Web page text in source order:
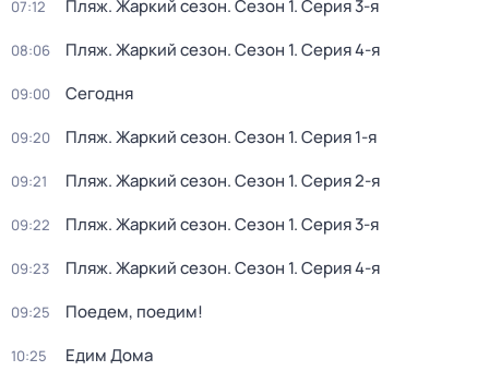
07:12 Пляж. Жаркий сезон. Сезон 1. Серия 3-я
08:06 Пляж. Жаркий сезон. Сезон 1. Серия 4-я
09:00 Сегодня
09:20 Пляж. Жаркий сезон. Сезон 1. Серия 1-я
09:21 Пляж. Жаркий сезон. Сезон 1. Серия 2-я
09:22 Пляж. Жаркий сезон. Сезон 1. Серия 3-я
09:23 Пляж. Жаркий сезон. Сезон 1. Серия 4-я
09:25 Поедем, поедим!
10:25 Едим Дома